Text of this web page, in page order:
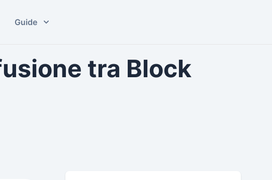
Guide
tra Block